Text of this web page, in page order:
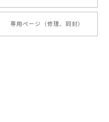
専用ページ（修理、同封）